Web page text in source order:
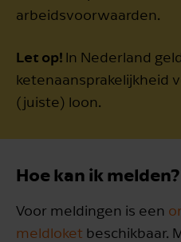
arbeidsvoorwaarden.
Let op! In Nederland
ketenaansprakelijkheid
(juiste) loon.
Hoe kan ik melden?
Voor meldingen is een
meldloket beschikbaar.